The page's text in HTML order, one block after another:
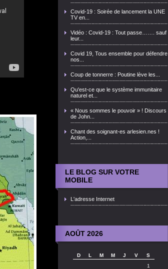
Covid-19 : Soirée de lancement la UNE
TV en...
Vidéo : Covid-19 : Tout passe……. sauf
leur...
Covid 19, Tous ensemble pour défendre
nos...
Coup de tonnerre : Poutine lève les...
Qu'est-ce que le système immunitaire
naturel et...
« Nous sommes le pouvoir » ! Discours
de John...
Chant des soignant-es arlesien.nes !
Action,...
LE BLOG SUR VOTRE
MOBILE
L'adresse Internet
AOÛT 2026
D L M M J V
S
1